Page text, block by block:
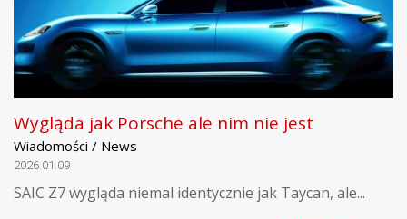
Wygląda jak Porsche ale nim nie jest
Wiadomości / News
2026.01.09
SAIC Z7 wygląda niemal identycznie jak Taycan, ale...